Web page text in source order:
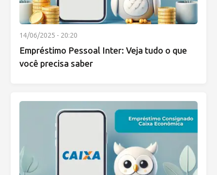
14/06/2025 - 20:20
Empréstimo Pessoal Inter: Veja tudo o que
você precisa saber